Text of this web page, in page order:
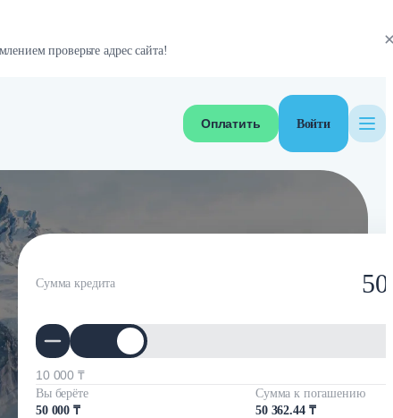
проверьте адрес сайта!
Оплатить Войти
Сумма кредита
10 000 ₸
Вы берёте
50 000 ₸
Сумма к погашению
50 362.44 ₸